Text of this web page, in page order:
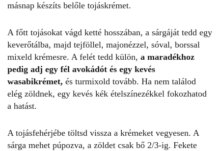
másnap készíts belőle tojáskrémet.
A főtt tojásokat vágd ketté hosszában, a sárgáját tedd egy
keverőtálba, majd tejföllel, majonézzel, sóval, borssal
mixeld krémesre. A felét tedd külön, a maradékhoz
pedig adj egy fél avokádót és egy kevés
wasabikrémet, és turmixold tovább. Ha nem találod
elég zöldnek, egy kevés kék ételszínezékkel fokozhatod
a hatást.
A tojásfehérjébe töltsd vissza a krémeket vegyesen. A
sárga mehet púpozva, a zöldet csak bő 2/3-ig. Fekete